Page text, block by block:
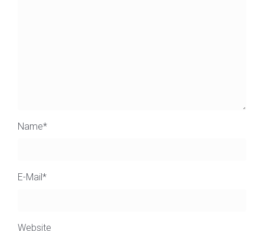
Name*
E-Mail*
Website